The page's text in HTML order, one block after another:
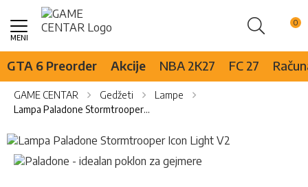
Pretraži
Skip
Content
GTA 6 Preorder Akcije NBA 2K27 FC 27
GAME CENTAR Gedžeti
Lampe
Lampa Paladone Stormtrooper Icon Light V2
Skip
to
the
Skip
to